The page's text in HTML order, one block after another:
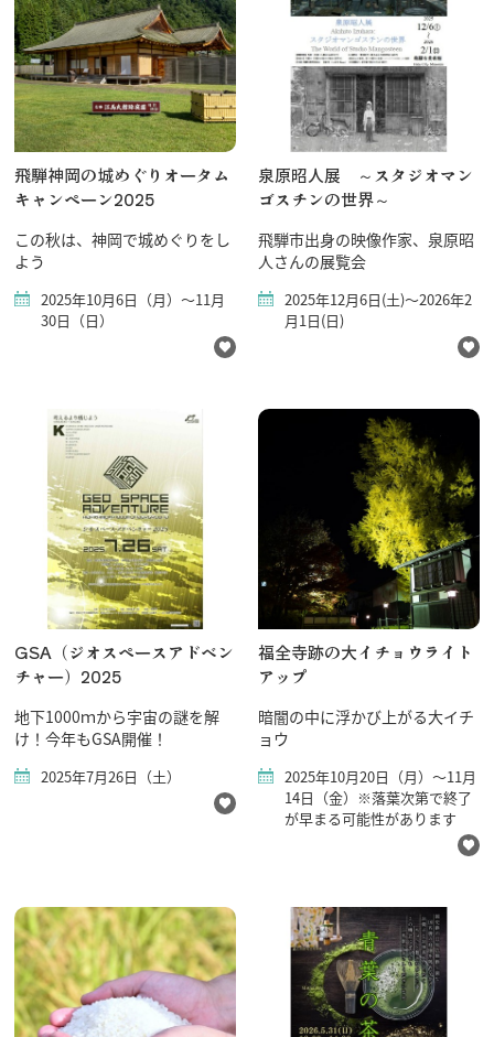
飛騨神岡の城めぐりオータム
キャンペーン2025
この秋は、神岡で城めぐりをし
よう
2025年10月6日（月）～11月
30日（日）
泉原昭人展 ～スタジオマン
ゴスチンの世界～
飛騨市出身の映像作家、泉原昭
人さんの展覧会
2025年12月6日(土)～2026年2
月1日(日)
GSA（ジオスペースアドベン
チャー）2025
地下1000ｍから宇宙の謎を解
け！今年もGSA開催！
2025年7月26日（土）
福全寺跡の大イチョウライト
アップ
暗闇の中に浮かび上がる大イチ
ョウ
2025年10月20日（月）～11月
14日（金）※落葉次第で終了
が早まる可能性があります